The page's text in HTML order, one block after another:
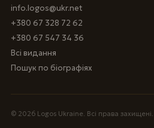
info.logos@ukr.net
+380 67 328 72 62
+380 67 547 34 36
Всі видання
Пошук по біографіях
© 2026 Logos Ukraine. Всі права захищені.